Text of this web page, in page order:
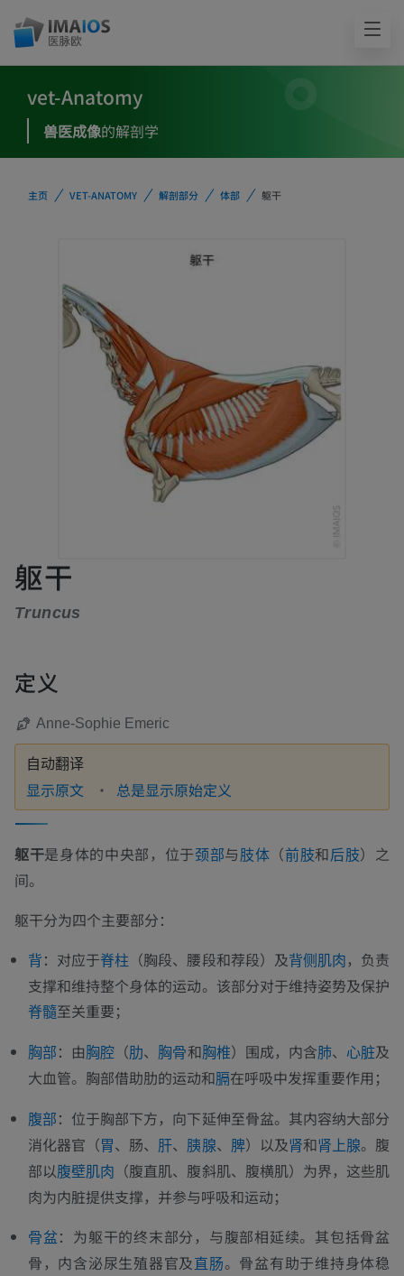
vet-Anatomy
兽医成像的解剖学
主页 VET-ANATOMY 解剖部分 体部 躯干
躯干
Truncus
定义
Anne-Sophie Emeric
自动翻译
显示原文 总是显示原始定义
躯干是身体的中央部，位于颈部与肢体 （前肢和后肢）之
间。
躯干分为四个主要部分：
背：对应于脊柱 （胸段、腰段和荐段）及背侧肌肉，负责
支撑和维持整个身体的运动。该部分对于维持姿势及保护
脊髓至关重要；
胸部：由胸腔 （肋、 胸骨和胸椎）围成，内含肺、 心脏及
大血管。胸部借助肋的运动和膈在呼吸中发挥重要作用；
腹部：位于胸部下方，向下延伸至骨盆。其内容纳大部分
消化器官（胃、肠、 肝、 胰腺、 脾）以及肾和肾上腺。腹
部以腹壁肌肉 （腹直肌、腹斜肌、腹横肌）为界，这些肌
肉为内脏提供支撑，并参与呼吸和运动；
骨盆：为躯干的终末部分，与腹部相延续。其包括骨盆
骨，内含泌尿生殖器官及直肠。骨盆有助于维持身体稳